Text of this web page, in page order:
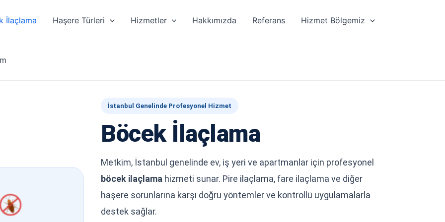
İlaçlama Haşere Türleri Hizmetler Hakkımızda Referans Hizmet Bölgemiz
İstanbul Genelinde Profesyonel Hizmet
Böcek İlaçlama
Metkim, İstanbul genelinde ev, iş yeri ve apartmanlar için profesyonel
böcek ilaçlama hizmeti sunar. Pire ilaçlama, fare ilaçlama ve diğer
haşere sorunlarına karşı doğru yöntemler ve kontrollü uygulamalarla
destek sağlar.